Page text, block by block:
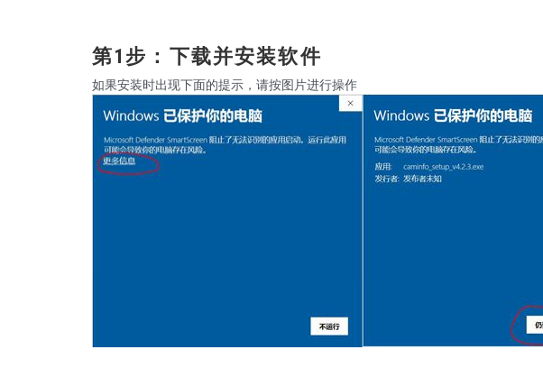
第1步：下载并安装软件
如果安装时出现下面的提示，请按图片进行操作